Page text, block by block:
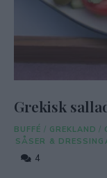
Grekisk
BUFFÉ / GREKLAND /
SÅSER &
4